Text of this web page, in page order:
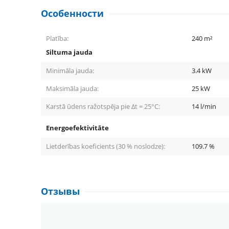
Особенности
Platība: 240 m²
Siltuma jauda
Minimāla jauda:
3.4 kW
Maksimāla jauda:
25 kW
Karstā ūdens ražotspēja pie Δt = 25°С:
14 l/min
Energoefektivitāte
Lietderības koeficients (30 % noslodze):
109.7%
Отзывы